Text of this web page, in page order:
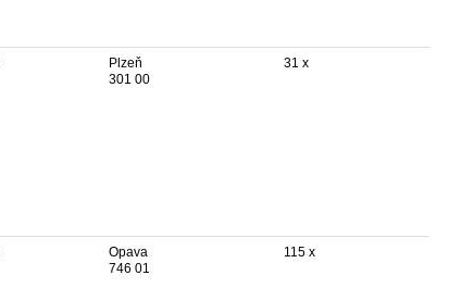
Plzeň
301 00
31 x
Opava
746 01
115 x